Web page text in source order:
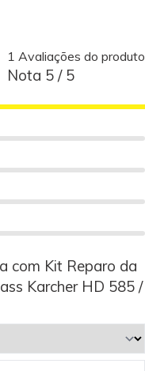
1 Avaliações do produto
Nota 5 / 5
com Kit Reparo da
Karcher HD 585 /